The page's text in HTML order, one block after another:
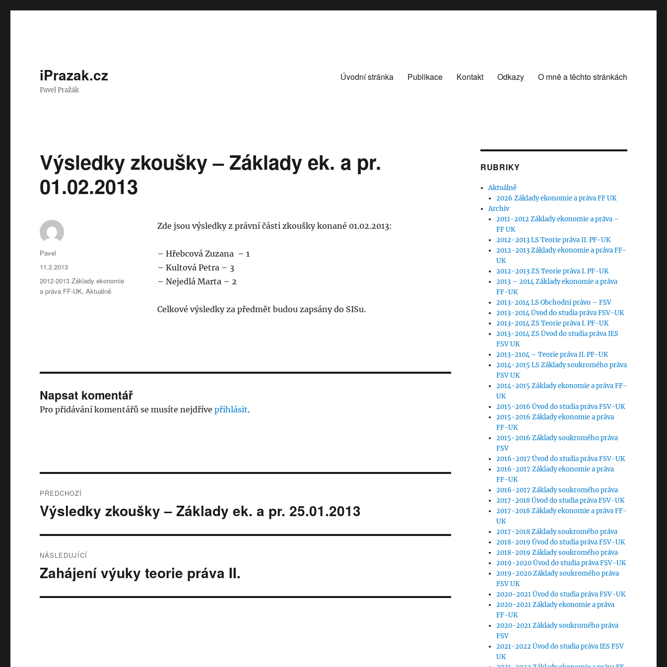
iPrazak.cz
Pavel Pražák
Úvodní stránka Publikace Kontakt Odkazy O mně a těchto stránkách
Výsledky zkoušky – Základy ek. a pr.
01.02.2013
Zde jsou výsledky z právní části zkoušky konané 01.02.2013:
– Hřebcová Zuzana – 1
– Kultová Petra – 3
– Nejedlá Marta – 2
Celkové výsledky za předmět budou zapsány do SISu.
Autor:
Pavel
Publikováno:
11.2.2013
Rubriky:
2012-2013 Základy ekonomie
a práva FF-UK,Aktuálně
Napsat komentář
Pro přidávání komentářů se musíte nejdřívepřihlásit.
pro
PŘEDCHOZÍ
Předchozí
příspěvek:
Výsledky zkoušky – Základy ek. a pr. 25.01.2013
NÁSLEDUJÍCÍ
Následující
příspěvek:
Zahájení výuky teorie práva II.
RUBRIKY
Aktuálně
2026 Základy ekonomie a práva FF UK
Archiv
2011-2012 Základy ekonomie a práva –
FF UK
2012-2013 LS Teorie práva II. PF-UK
2012-2013 Základy ekonomie a práva FF-
UK
2012-2013 ZS Teorie práva I. PF-UK
2013 – 2014 Základy ekonomie a práva
FF-UK
2013-2014 LS Obchodní právo – FSV
2013-2014 Úvod do studia práva FSV-UK
2013-2014 ZS Teorie práva I. PF-UK
2013-2014 ZS Úvod do studia práva IES
FSV UK
2013-2104 – Teorie práva II. PF-UK
2014-2015 LS Základy soukromého práva
FSV UK
2014-2015 Základy ekonomie a práva FF-
UK
2015-2016 Úvod do studia práva FSV-UK
2015-2016 Základy ekonomie a práva
FF-UK
2015-2016 Základy soukromého práva
FSV
2016-2017 Úvod do studia práva FSV-UK
2016-2017 Základy ekonomie a práva
FF-UK
2016-2017 Základy soukromého práva
2017-2018 Úvod do studia práva FSV-UK
2017-2018 Základy ekonomie a práva FF-
UK
2017-2018 Základy soukromého práva
2018-2019 Úvod do studia práva FSV-UK
2018-2019 Základy soukromého práva
2019-2020 Úvod do studia práva FSV-UK
2019-2020 Základy soukromého práva
FSV UK
2020-2021 Úvod do studia práva FSV-UK
2020-2021 Základy ekonomie a práva
FF-UK
2020-2021 Základy soukromého práva
FSV
2021-2022 Úvod do studia práva IES FSV
UK